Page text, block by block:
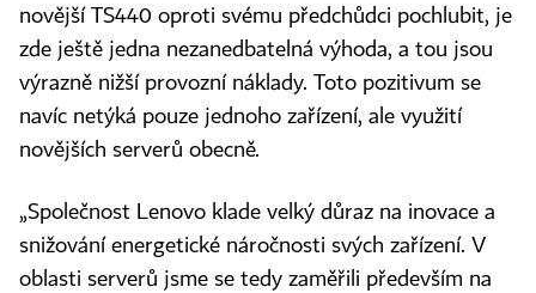
novější TS440 oproti svému předchůdci pochlubit, je
zde ještě jedna nezanedbatelná výhoda, a tou jsou
výrazně nižší provozní náklady. Toto pozitivum se
navíc netýká pouze jednoho zařízení, ale využití
novějších serverů obecně.
„Společnost Lenovo klade velký důraz na inovace a
snižování energetické náročnosti svých zařízení. V
oblasti serverů jsme se tedy zaměřili především na